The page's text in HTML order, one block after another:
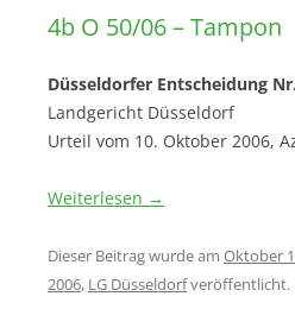
4b O 50/06 – Tampon
Düsseldorfer Entscheidung
Landgericht Düsseldorf
Urteil vom 10. Oktober 2006,
Weiterlesen →
Dieser Beitrag wurde am Oktober
2006, LG Düsseldorfveröffentlicht.